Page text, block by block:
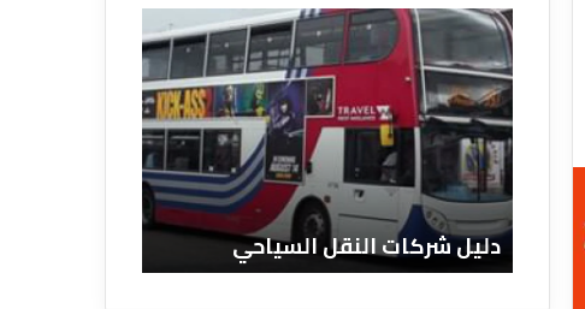
د
ل
ي
ل
ش
ر
ا
ت
ل
دليل شركات النقل السياحي